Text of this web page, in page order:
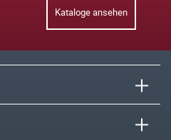
Kataloge ansehen